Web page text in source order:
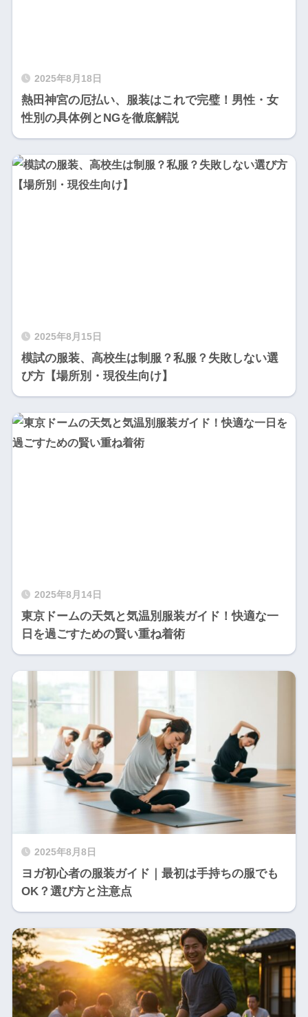
2025年8月18日
熱田神宮の厄払い、服装はこれで完璧！男性・女
性別の具体例とNGを徹底解説
2025年8月15日
模試の服装、高校生は制服？私服？失敗しない選
び方【場所別・現役生向け】
2025年8月14日
東京ドームの天気と気温別服装ガイド！快適な一
日を過ごすための賢い重ね着術
2025年8月8日
ヨガ初心者の服装ガイド｜最初は手持ちの服でも
OK？選び方と注意点